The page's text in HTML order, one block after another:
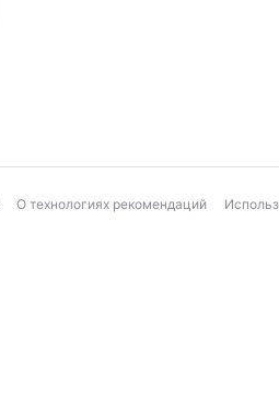
О технологиях рекомендаций